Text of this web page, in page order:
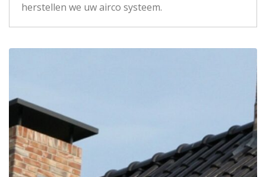
herstellen we uw airco systeem.